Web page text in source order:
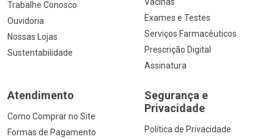
Trabalhe Conosco
Ouvidoria
Nossas Lojas
Sustentabilidade
Exames e Testes
Serviços Farmacêuticos
Prescrição Digital
Assinatura
Atendimento
Como Comprar no Site
Formas de Pagamento
Segurança e
Privacidade
Política de Privacidade